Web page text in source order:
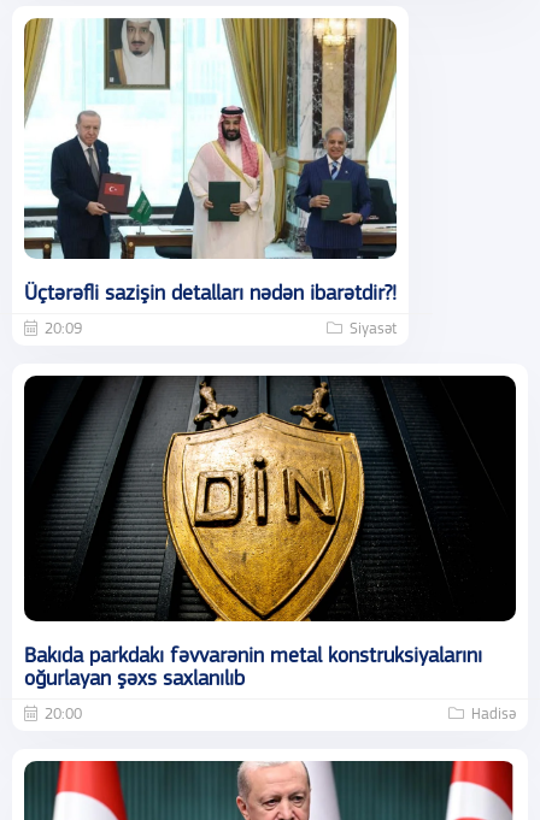
Üçtərəfli sazişin detalları nədən ibarətdir?!
20:09 Siyasət
Bakıda parkdakı fəvvarənin metal konstruksiyalarını
oğurlayan şəxs saxlanılıb
20:00 Hadisə